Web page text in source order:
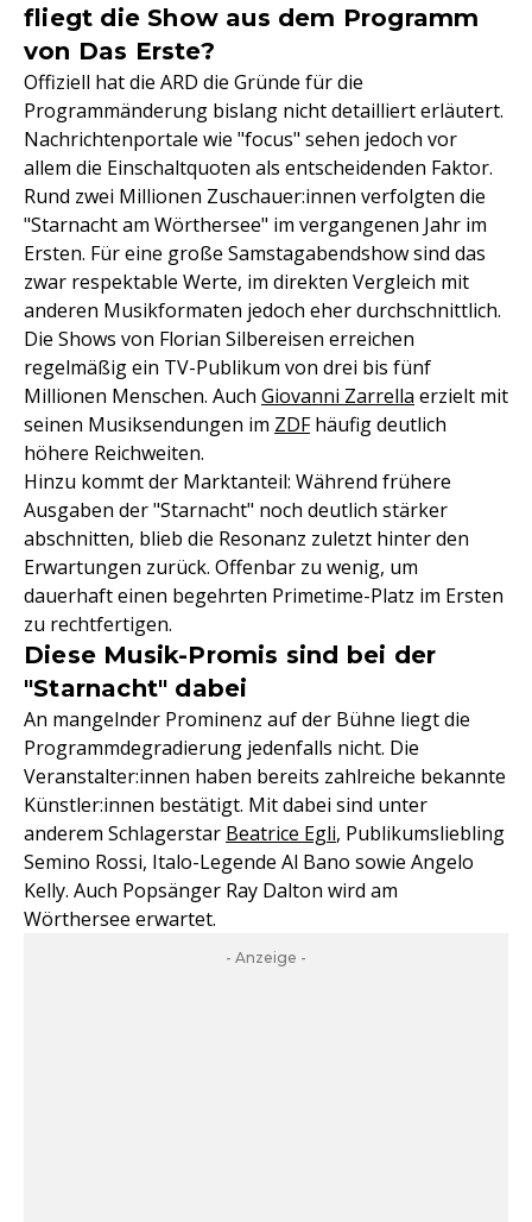
fliegt die Show aus dem Programm
von Das Erste?
Offiziell hat die ARD die Gründe für die
Programmänderung bislang nicht detailliert erläutert.
Nachrichtenportale wie "focus" sehen jedoch vor
allem die Einschaltquoten als entscheidenden Faktor.
Rund zwei Millionen Zuschauer:innen verfolgten die
"Starnacht am Wörthersee" im vergangenen Jahr im
Ersten. Für eine große Samstagabendshow sind das
zwar respektable Werte, im direkten Vergleich mit
anderen Musikformaten jedoch eher durchschnittlich.
Die Shows von Florian Silbereisen erreichen
regelmäßig ein TV-Publikum von drei bis fünf
Millionen Menschen. Auch Giovanni Zarrella erzielt mit
seinen Musiksendungen im ZDFhäufig deutlich
höhere Reichweiten.
Hinzu kommt der Marktanteil: Während frühere
Ausgaben der "Starnacht" noch deutlich stärker
abschnitten, blieb die Resonanz zuletzt hinter den
Erwartungen zurück. Offenbar zu wenig, um
dauerhaft einen begehrten Primetime-Platz im Ersten
zu rechtfertigen.
Diese Musik-Promis sind bei der
"Starnacht" dabei
An mangelnder Prominenz auf der Bühne liegt die
Programmdegradierung jedenfalls nicht. Die
Veranstalter:innen haben bereits zahlreiche bekannte
Künstler:innen bestätigt. Mit dabei sind unter
anderem Schlagerstar Beatrice Egli, Publikumsliebling
Semino Rossi, Italo-Legende Al Bano sowie Angelo
Kelly. Auch Popsänger Ray Dalton wird am
Wörthersee erwartet.
- Anzeige -